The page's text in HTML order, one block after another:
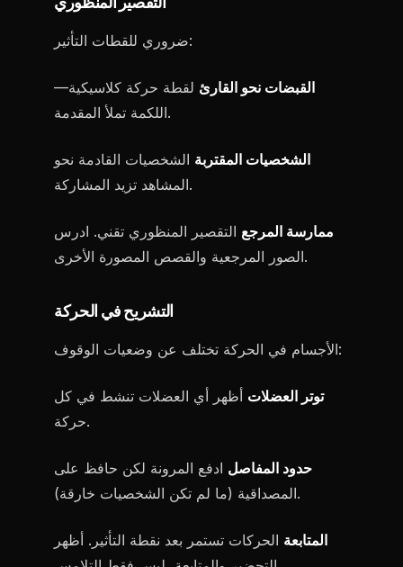
التقصير المنظوري
ضروري للقطات التأثير:
القبضات نحو القارئ لقطة حركة كلاسيكية—
اللكمة تملأ المقدمة.
الشخصيات المقتربة الشخصيات القادمة نحو
المشاهد تزيد المشاركة.
ممارسة المرجع التقصير المنظوري تقني. ادرس
الصور المرجعية والقصص المصورة الأخرى.
التشريح في الحركة
الأجسام في الحركة تختلف عن وضعيات الوقوف:
توتر العضلات أظهر أي العضلات تنشط في كل
حركة.
حدود المفاصل ادفع المرونة لكن حافظ على
المصداقية (ما لم تكن الشخصيات خارقة).
المتابعة الحركات تستمر بعد نقطة التأثير. أظهر